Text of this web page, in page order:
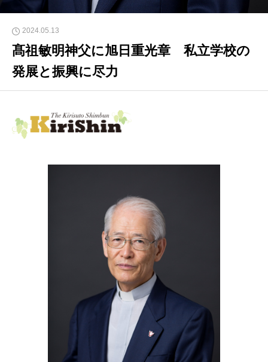
2024.05.13
髙祖敏明神父に旭日重光章 私立学校の
発展と振興に尽力